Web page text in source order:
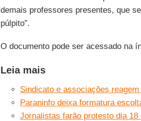
demais professores presentes, que
púlpito”.
O documento pode ser acessado na
Leia mais
Sindicato e associações
Paraninfo deixa formatura
Jornalistas farão protesto dia